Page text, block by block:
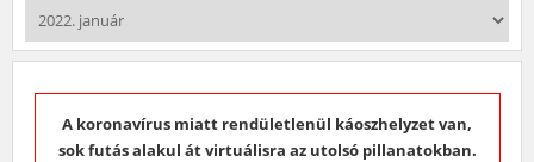
A koronavírus miatt rendületlenül káoszhelyzet van,
sok futás alakul át virtuálisra az utolsó pillanatokban.